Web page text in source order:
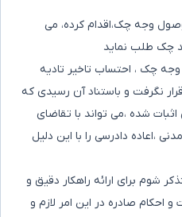
وجه چک،اقدام کرده، می
چک طلب نماید
چک ، احتساب تاخیر تادیه
نگرفت و باستناد آن رسیدی که
شده ،می تواند با تقاضای
مدنی ،اعاده دادرسی را با این دلیل
شوم برای ارائه راهکار دقیق و
احکام صادره در این امر لازم و